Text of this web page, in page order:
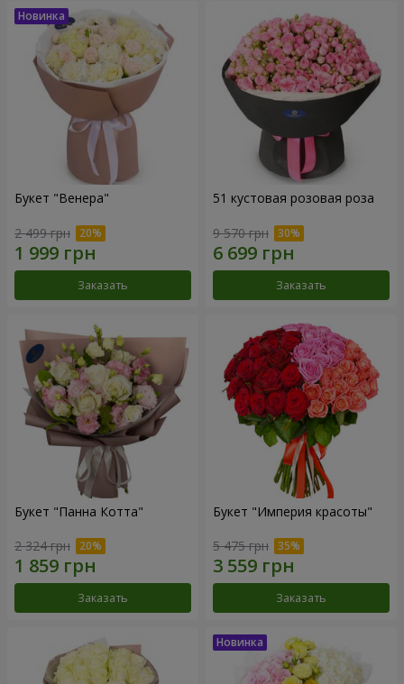
Букет "Венера"
2 499 грн
Заказать
51 кустовая розовая роза
9 570 грн
Заказать
Букет "Панна Котта"
2 324 грн
Заказать
Букет "Империя красоты"
5 475 грн
Заказать